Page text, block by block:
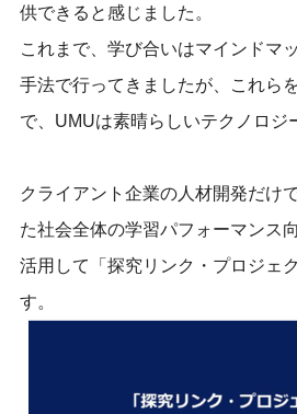
供できると感じました。
これまで、学び合いはマインドマ
手法で行ってきましたが、これら
で、UMUは素晴らしいテクノロジ
クライアント企業の人材開発だけ
た社会全体の学習パフォーマンス
活用して「探究リンク・プロジェ
す。